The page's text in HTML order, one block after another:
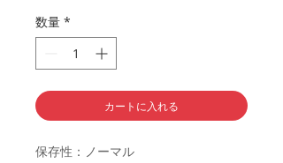
数量 *
カートに入れる
保存性：ノーマル